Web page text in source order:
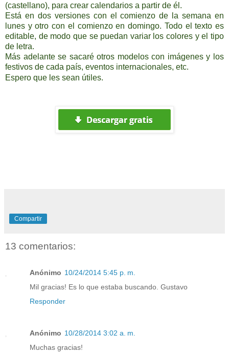
(castellano), para crear calendarios a partir de él.
Está en dos versiones con el comienzo de la semana en
lunes y otro con el comienzo en domingo. Todo el texto es
editable, de modo que se puedan variar los colores y el tipo
de letra.
Más adelante se sacaré otros modelos con imágenes y los
festivos de cada país, eventos internacionales, etc.
Espero que les sean útiles.
Compartir
13 comentarios:
Anónimo 10/24/2014 5:45 p. m.
Mil gracias! Es lo que estaba buscando. Gustavo
Responder
Anónimo 10/28/2014 3:02 a. m.
Muchas gracias!